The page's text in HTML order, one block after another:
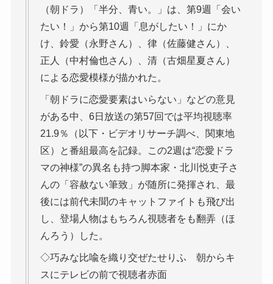
（朝ドラ）「半分、青い。」は、第9週「会い
たい！」から第10週「息がしたい！」にか
け、鈴愛（永野さん）、律（佐藤健さん）、
正人（中村倫也さん）、清（古畑星夏さん）
による恋愛模様が描かれた。
「朝ドラに恋愛要素はいらない」などの意見
がある中、6日放送の第57回では平均視聴率
21.9％（以下・ビデオリサーチ調べ、関東地
区）と番組最高を記録。この2週は“恋愛ドラ
マの神様”の異名も持つ脚本家・北川悦吏子さ
んの「容赦ない筆致」が随所に発揮され、最
後には前代未聞のキャットファイトも飛び出
し、登場人物はもちろん視聴者をも翻弄（ほ
んろう）した。
◇巧みな比喩を織り交ぜたせりふ 朝からキ
スにテレビの前で視聴者赤面